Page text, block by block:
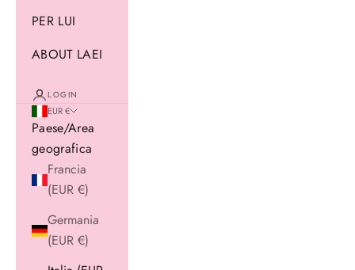
PER LUI
ABOUT LAEI
LOGIN
EUR €
Paese/Area
geografica
Francia
(EUR €)
Germania
(EUR €)